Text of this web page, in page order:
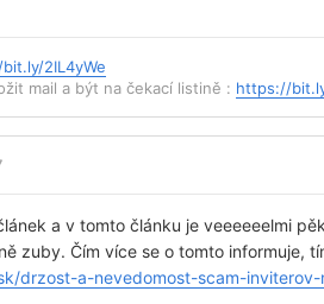
2IL4yWe
mail a být na čekací listině : https://
a v tomto článku je veeeeeelmi
zuby. Čím více se o tomto informuje,
drzost-a-nevedomost-scam-